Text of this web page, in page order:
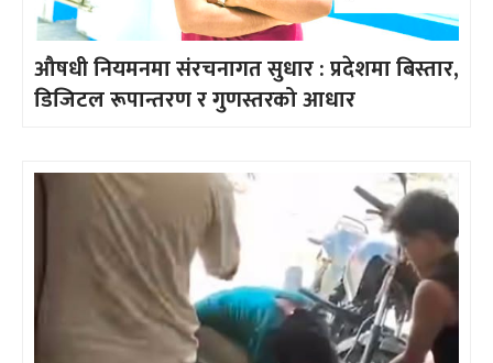
औषधी नियमनमा संरचनागत सुधार : प्रदेशमा बिस्तार,
डिजिटल रूपान्तरण र गुणस्तरको आधार